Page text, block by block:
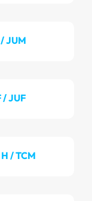
JUM
JUF
/ TCM